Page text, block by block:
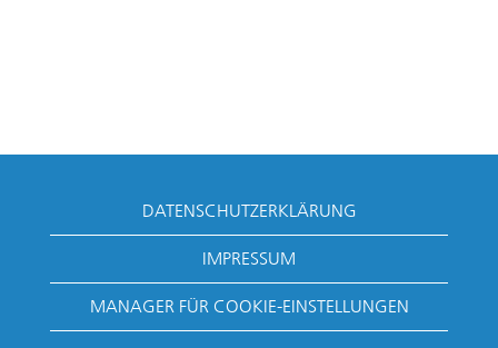
DATENSCHUTZERKLÄRUNG
IMPRESSUM
MANAGER FÜR COOKIE-EINSTELLUNGEN